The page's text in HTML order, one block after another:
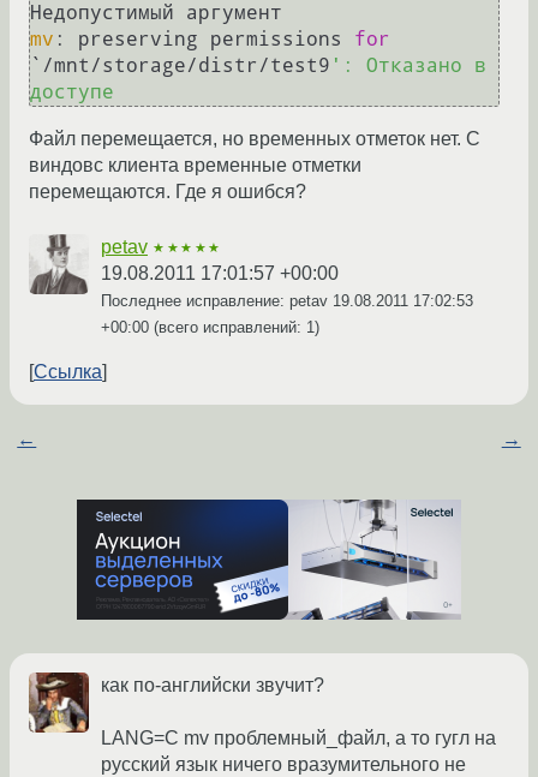
mv : preserving permissions for
`/mnt/storage/distr/test9 ': Отказано в
Файл перемещается, но временныx отметок нет. С
виндовс клиента временные отметки
перемещаются. Где я ошибся?
petav ★★★★★
19.08.2011 17:01:57 +00:00
Последнее исправление: petav 19.08.2011 17:02:53
+00:00 (всего исправлений: 1)
Ссылка
← →
как по-английски звучит?
LANG=C mv проблемный_файл, а то гугл на
русский язык ничего вразумительного не